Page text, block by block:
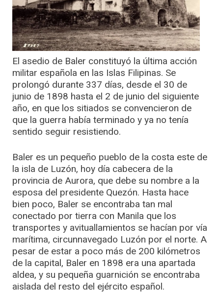
El asedio de Baler constituyó la última acción
militar española en las Islas Filipinas. Se
prolongó durante 337 días, desde el 30 de
junio de 1898 hasta el 2 de junio del siguiente
año, en que los sitiados se convencieron de
que la guerra había terminado y ya no tenía
sentido seguir resistiendo.
Baler es un pequeño pueblo de la costa este de
la isla de Luzón, hoy día cabecera de la
provincia de Aurora, que debe su nombre a la
esposa del presidente Quezón. Hasta hace
bien poco, Baler se encontraba tan mal
conectado por tierra con Manila que los
transportes y avituallamientos se hacían por vía
marítima, circunnavegado Luzón por el norte. A
pesar de estar a poco más de 200 kilómetros
de la capital, Baler en 1898 era una apartada
aldea, y su pequeña guarnición se encontraba
aislada del resto del ejército español.